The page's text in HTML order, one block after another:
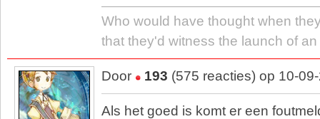
Who would have thought when
that they'd witness the launch of
Door 193 (575 reacties) op 10-
Als het goed is komt er een